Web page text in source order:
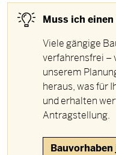
Muss ich
Viele gängige
verfahrensfrei –
unserem
heraus, was für
und erhalten
Antragstellung.